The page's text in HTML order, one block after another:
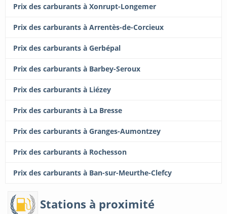
Prix des carburants à Xonrupt-Longemer
Prix des carburants à Arrentès-de-Corcieux
Prix des carburants à Gerbépal
Prix des carburants à Barbey-Seroux
Prix des carburants à Liézey
Prix des carburants à La Bresse
Prix des carburants à Granges-Aumontzey
Prix des carburants à Rochesson
Prix des carburants à Ban-sur-Meurthe-Clefcy
Stations à proximité